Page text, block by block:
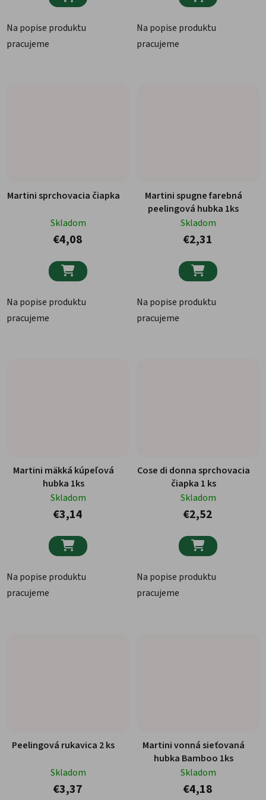
Na popise produktu
pracujeme
Na popise produktu
pracujeme
Martini sprchovacia čiapka
Skladom
€4,08

Na popise produktu
pracujeme
Martini spugne farebná
peelingová hubka 1ks
Skladom
€2,31

Na popise produktu
pracujeme
Martini mäkká kúpeľová
hubka 1ks
Skladom
€3,14

Na popise produktu
pracujeme
Cose di donna sprchovacia
čiapka 1 ks
Skladom
€2,52

Na popise produktu
pracujeme
Peelingová rukavica 2 ks
Skladom
€3,37
Martini vonná sieťovaná
hubka Bamboo 1ks
Skladom
€4,18